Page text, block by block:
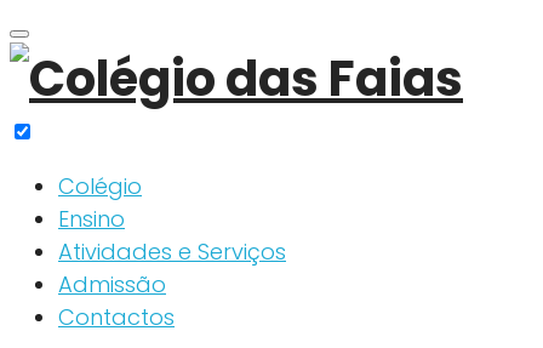
Skip
to
content
Colégio
Ensino
Atividades e Serviços
Admissão
Contactos